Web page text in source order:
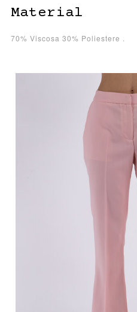
Material
70% Viscosa 30% Poliestere .